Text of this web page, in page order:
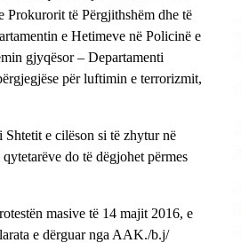
Prokurorit të Përgjithshëm dhe të
e Hetimeve në Policinë e
gjyqësor – Departamenti
për luftimin e terrorizmit,
e cilëson si të zhytur në
do të dëgjohet përmes
masive të 14 majit 2016, e
e dërguar nga AAK./b.j/